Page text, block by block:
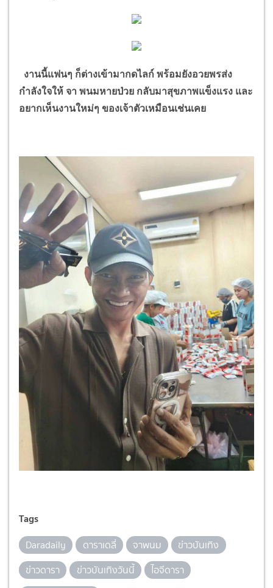
งานนี้แฟนๆ ก็ต่างเข้ามากดไลก์ พร้อมยังอวยพรส่ง
กำลังใจให้ จา พนมหายป่วย กลับมาสุขภาพแข็งแรง และ
อยากเห็นงานใหม่ๆ ของเจ้าตัวเหมือนเช่นเคย
Tags
Daradaily ดาราเดลี่ จาพนม
ข่าวบันเทิง
ข่าวดารา
ข่าวบันเทิงวันนี้ ไอจีดารา